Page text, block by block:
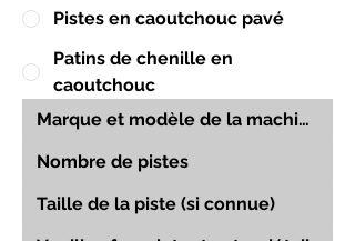
Pistes en caoutchouc pavé
Patins de chenille en
caoutchouc